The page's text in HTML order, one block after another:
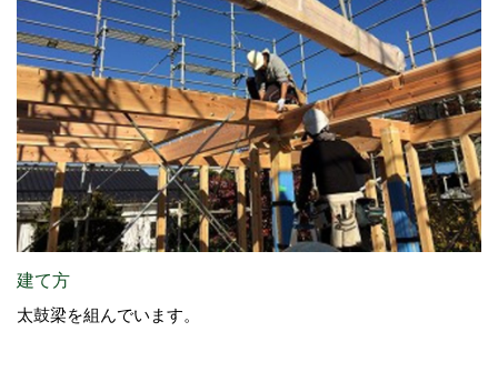
建て方
太鼓梁を組んでいます。